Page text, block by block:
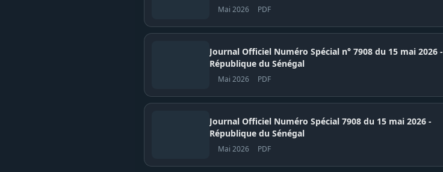
Mai 2026 PDF
Journal Officiel Numéro Spécial n° 7908 du 15 mai 2026 -
République du Sénégal
Mai 2026 PDF
Journal Officiel Numéro Spécial 7908 du 15 mai 2026 -
République du Sénégal
Mai 2026 PDF